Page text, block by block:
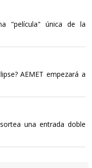
"película" única de la
AEMET empezará a
una entrada doble